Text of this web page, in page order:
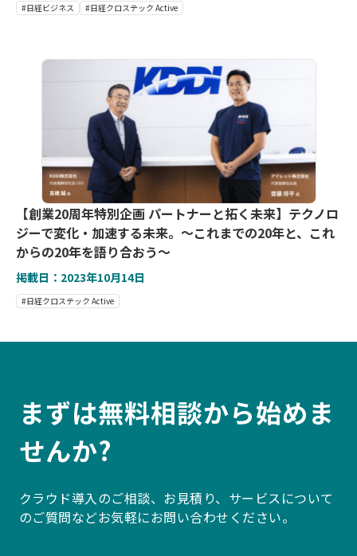
#日経ビジネス #日経クロステック Active
【創業20周年特別企画 パートナーと拓く未来】テクノロ
ジーで変化・加速する未来。〜これまでの20年と、これ
からの20年を語り合おう〜
掲載日：2023年10月14日
#日経クロステック Active
まずは無料相談から始めま
せんか?
クラウド導入のご相談、お見積り、サービスについて
のご質問などお気軽にお問い合わせください。